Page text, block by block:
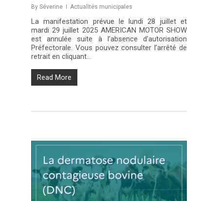
By Séverine Actualités municipales
La manifestation prévue le lundi 28 juillet et
mardi 29 juillet 2025 AMERICAN MOTOR SHOW
est annulée suite à l’absence d’autorisation
Préfectorale. Vous pouvez consulter l’arrêté de
retrait en cliquant…
Read More